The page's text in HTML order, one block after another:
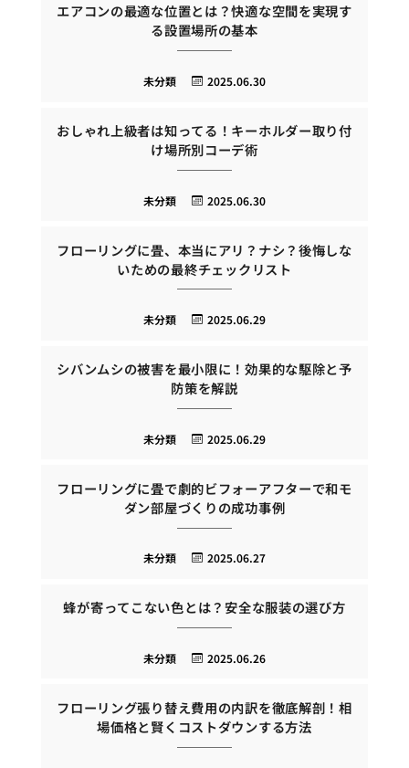
エアコンの最適な位置とは？快適な空間を実現す
る設置場所の基本
2025.06.30
未分類
おしゃれ上級者は知ってる！キーホルダー取り付
け場所別コーデ術
2025.06.30
未分類
フローリングに畳、本当にアリ？ナシ？後悔しな
いための最終チェックリスト
2025.06.29
未分類
シバンムシの被害を最小限に！効果的な駆除と予
防策を解説
2025.06.29
未分類
フローリングに畳で劇的ビフォーアフターで和モ
ダン部屋づくりの成功事例
2025.06.27
未分類
蜂が寄ってこない色とは？安全な服装の選び方
2025.06.26
未分類
フローリング張り替え費用の内訳を徹底解剖！相
場価格と賢くコストダウンする方法